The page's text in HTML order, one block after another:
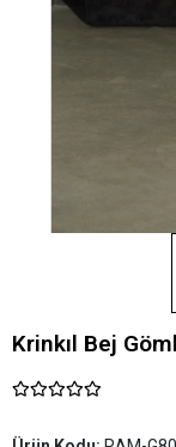
Krinkıl Bej